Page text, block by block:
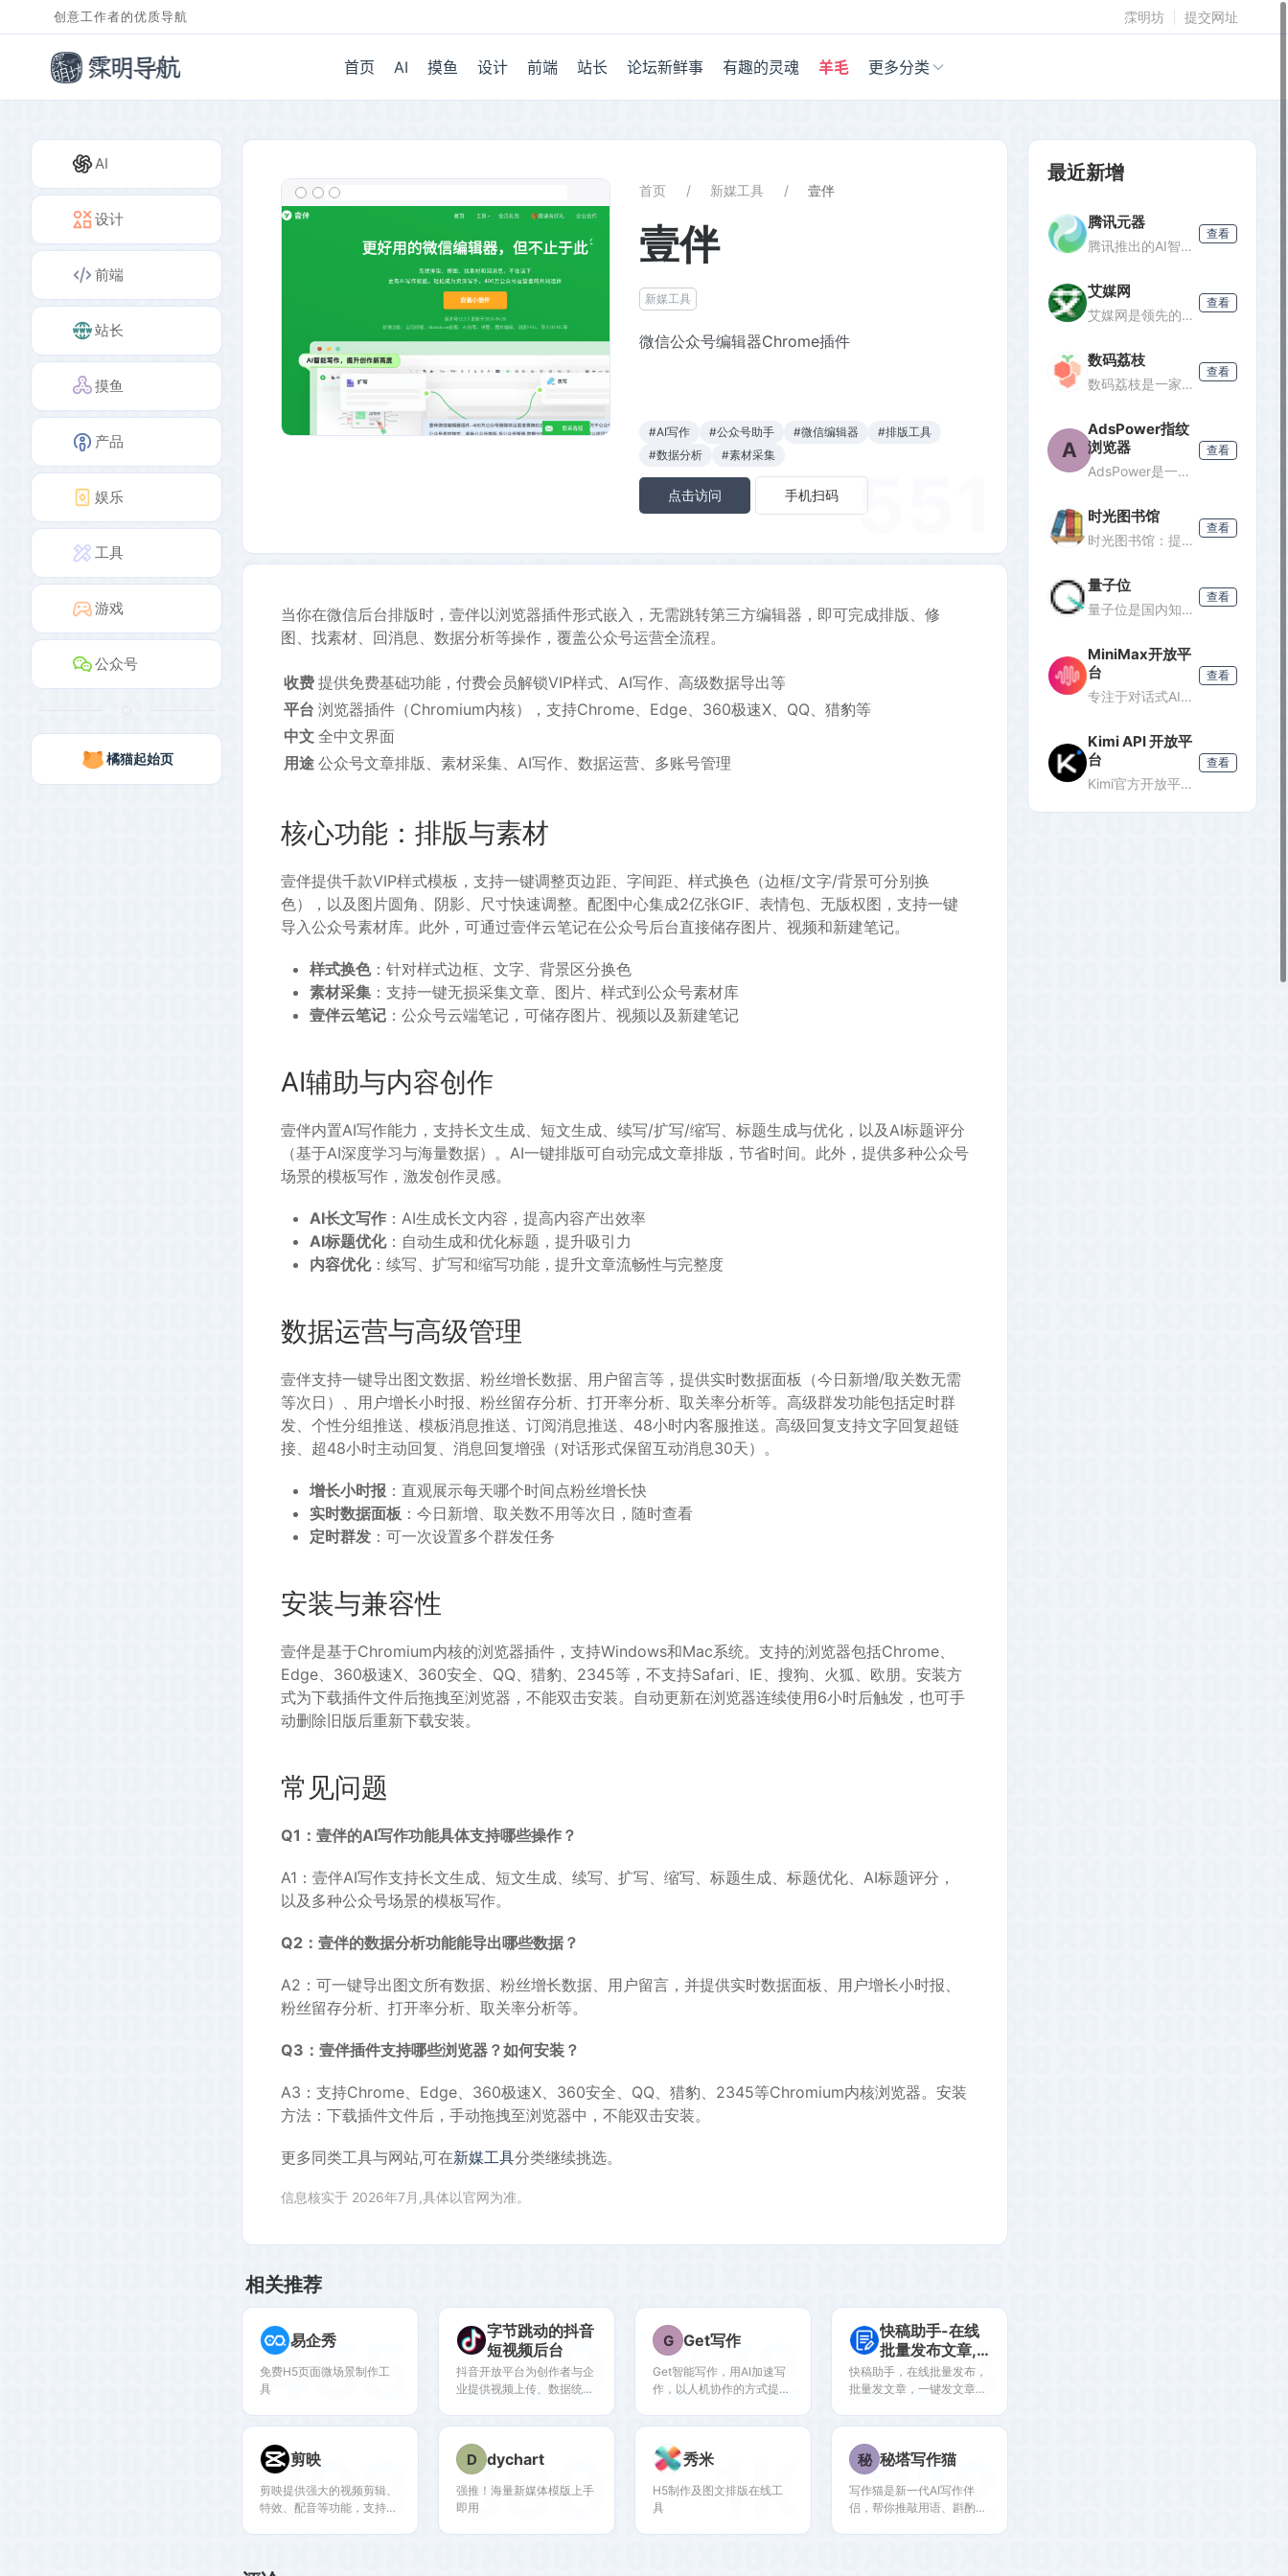
创意工作者的优质导航 霂明坊 提交网址
首页 AI 摸鱼 设计 前端 站长 论坛新鲜事 有趣的灵魂 羊毛 更多分类
AI
设计
前端
站长
摸鱼
产品
娱乐
工具
游戏
公众号
橘猫起始页
首页 新媒工具 壹伴
壹伴
新媒工具
微信公众号编辑器Chrome插件
#AI写作 #公众号助手 #微信编辑器
#排版工具
#数据分析
#素材采集
点击访问 手机扫码 551
当你在微信后台排版时，壹伴以浏览器插件形式嵌入，无需跳转第三方编辑器，即可完成排版、修
图、找素材、回消息、数据分析等操作，覆盖公众号运营全流程。
收费 提供免费基础功能，付费会员解锁VIP样式、AI写作、高级数据导出等
平台 浏览器插件（Chromium内核），支持Chrome、Edge、360极速X、QQ、猎豹等
中文 全中文界面
用途 公众号文章排版、素材采集、AI写作、数据运营、多账号管理
核心功能：排版与素材
壹伴提供千款VIP样式模板，支持一键调整页边距、字间距、样式换色（边框/文字/背景可分别换
色），以及图片圆角、阴影、尺寸快速调整。配图中心集成2亿张GIF、表情包、无版权图，支持一键
导入公众号素材库。此外，可通过壹伴云笔记在公众号后台直接储存图片、视频和新建笔记。
样式换色：针对样式边框、文字、背景区分换色
素材采集 ：支持一键无损采集文章、图片、样式到公众号素材库
壹伴云笔记 ：公众号云端笔记，可储存图片、视频以及新建笔记
AI辅助与内容创作
壹伴内置AI写作能力，支持长文生成、短文生成、续写/扩写/缩写、标题生成与优化，以及AI标题评分
（基于AI深度学习与海量数据）。AI一键排版可自动完成文章排版，节省时间。此外，提供多种公众号
场景的模板写作，激发创作灵感。
AI长文写作 ：AI生成长文内容，提高内容产出效率
AI标题优化：自动生成和优化标题，提升吸引力
内容优化：续写、扩写和缩写功能，提升文章流畅性与完整度
数据运营与高级管理
壹伴支持一键导出图文数据、粉丝增长数据、用户留言等，提供实时数据面板（今日新增/取关数无需
等次日）、用户增长小时报、粉丝留存分析、打开率分析、取关率分析等。高级群发功能包括定时群
发、个性分组推送、模板消息推送、订阅消息推送、48小时内客服推送。高级回复支持文字回复超链
接、超48小时主动回复、消息回复增强（对话形式保留互动消息30天）。
增长小时报 ：直观展示每天哪个时间点粉丝增长快
实时数据面板 ：今日新增、取关数不用等次日，随时查看
定时群发 ：可一次设置多个群发任务
安装与兼容性
壹伴是基于Chromium内核的浏览器插件，支持Windows和Mac系统。支持的浏览器包括Chrome、
Edge、360极速X、360安全、QQ、猎豹、2345等，不支持Safari、IE、搜狗、火狐、欧朋。安装方
式为下载插件文件后拖拽至浏览器，不能双击安装。自动更新在浏览器连续使用6小时后触发，也可手
动删除旧版后重新下载安装。
常见问题
Q1：壹伴的AI写作功能具体支持哪些操作？
A1：壹伴AI写作支持长文生成、短文生成、续写、扩写、缩写、标题生成、标题优化、AI标题评分，
以及多种公众号场景的模板写作。
Q2：壹伴的数据分析功能能导出哪些数据？
A2：可一键导出图文所有数据、粉丝增长数据、用户留言，并提供实时数据面板、用户增长小时报、
粉丝留存分析、打开率分析、取关率分析等。
Q3：壹伴插件支持哪些浏览器？如何安装？
A3：支持Chrome、Edge、360极速X、360安全、QQ、猎豹、2345等Chromium内核浏览器。安装
方法：下载插件文件后，手动拖拽至浏览器中，不能双击安装。
更多同类工具与网站,可在新媒工具分类继续挑选。
信息核实于 2026年7月,具体以官网为准。
相关推荐
易企秀
免费H5页面微场景制作工
具
455
字节跳动的抖音
短视频后台
抖音开放平台为创作者与企
业提供视频上传、数据统
技术型内容运营者。
239 G Get写作
Get智能写作，用AI加速写
作，以人机协作的方式提升
章。Get-AI提供精准文章素
取标题、一键智能改写等功
能。减少80%的重复脑力劳
动，释放大脑，专注创作。
在人工智能时代，Get要让
372
快稿助手-在线
批量发布文章,
短视频-多平台
管理-免下载
快稿助手，在线批量发布，
批量发文章，一键发文章，
频，多平台管理，多个自媒
体平台账号管理，头条号，
网易号，企鹅号，搜狐号，
一点资讯，抖音，快手，小
红书，知乎，自媒体文章及
视频批量发布，免下载，免
283
剪映
剪映提供强大的视频剪辑、
特效、配音等功能，支持多
209 D dychart
强推！海量新媒体模版上手
即用
380 秀米
H5制作及图文排版在线工
具
1K 秘 秘塔写作猫
写作猫是新一代AI写作伴
侣，帮你推敲用语、斟酌文
312
最近新增
腾讯元器
腾讯推出的AI智能体创建与分发平台，支持零代码开发专属AI聊天机器人，深度集成腾讯生态能力，可分发至微信等渠道。
查看
艾媒网
艾媒网是领先的新经济产业第三方数据挖掘分析机构，提供行业报告、消费洞察和商业趋势数据，覆盖AI、电商、汽车等多个领域。
查看
数码荔枝
数码荔枝是一家正版软件商店，销售Win/Mac/iOS/Android平台的影音、办公、设计等软件，并提供使用教程和会员优惠。
查看
A
AdsPower指纹
浏览器
AdsPower是一款专业的指纹浏览器，支持多账号防关联管理，适用于跨境电商、广告投放、社媒营销等场景，提供独立浏览器环境，降低封号风险。
查看
时光图书馆
时光图书馆：提供经典珍藏图书、照片、杂志等文化资源的数字平台。
查看
量子位
量子位是国内知名的科技媒体，专注于人工智能领域，提供最新AI资讯、行业分析和深度报道，是了解AI发展的重要窗口。
查看
MiniMax开放平
台
专注于对话式AI服务的开放平台，提供轻量级API接口，支持多轮对话、文本生成等功能，适合需要快速集成对话能力的开发者。
查看
Kimi API 开放平
台
Kimi官方开放平台，提供K3旗舰模型及K2.7 Code编程模型API，支持1M token上下文、联网搜索及代码执行，助力开发者高效构建智能应用。
查看